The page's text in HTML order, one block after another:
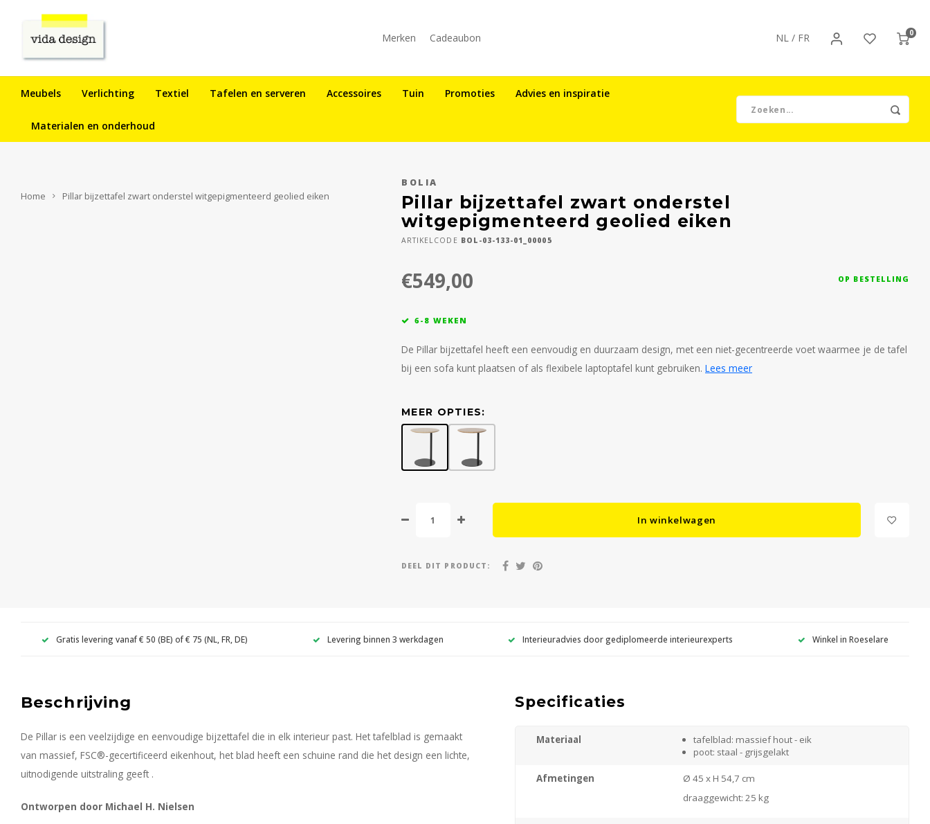
Merken Cadeaubon NL / FR 0
Meubels Verlichting Textiel Tafelen en serveren Accessoires Tuin Promoties Advies en inspiratie
Materialen en onderhoud
Home Pillar bijzettafel zwart onderstel witgepigmenteerd geolied eiken
BOLIA
Pillar bijzettafel zwart onderstel
witgepigmenteerd geolied eiken
ARTIKELCODE BOL-03-133-01_00005
€549,00 OP BESTELLING
6-8 WEKEN
De Pillar bijzettafel heeft een eenvoudig en duurzaam design, met een niet-gecentreerde voet waarmee je de tafel
bij een sofa kunt plaatsen of als flexibele laptoptafel kunt gebruiken. Lees meer
MEER OPTIES:
In winkelwagen
DEEL DIT PRODUCT:
Gratis levering vanaf € 50 (BE) of € 75 (NL, FR, DE) Levering binnen 3 werkdagen Interieuradvies door gediplomeerde interieurexperts Winkel in Roeselare
Beschrijving
De Pillar is een veelzijdige en eenvoudige bijzettafel die in elk interieur past. Het tafelblad is gemaakt
van massief, FSC®-gecertificeerd eikenhout, het blad heeft een schuine rand die het design een lichte,
uitnodigende uitstraling geeft .
Ontworpen door Michael H. Nielsen
Specificaties
Materiaal
tafelblad: massief hout - eik
poot: staal - grijsgelakt
Afmetingen
Ø 45 x H 54,7 cm
draaggewicht: 25 kg